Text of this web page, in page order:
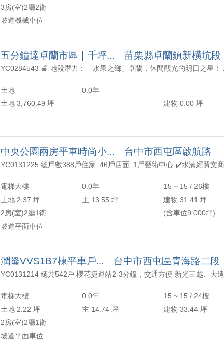
3房(室)2廳2衛
坡道機械車位
五分鐘達卓蘭市區｜千坪... 苗栗縣卓蘭鎮新橫坑段
土地
0.0年
土地 3,760.49 坪
建物 0.00 坪
中央公園兩房平車時尚小... 台中市西屯區啟航路
電梯大樓 0.0年
15 ~ 15 / 26樓
土地 2.37 坪
主 13.55 坪
建物 31.41 坪
2房(室)2廳1衛
(含車位9.000坪)
坡道平面車位
潤隆VVS1B7棟平車戶... 台中市西屯區青海路二段
電梯大樓 0.0年
15 ~ 15 / 24樓
土地 2.22 坪
主 14.74 坪
建物 33.44 坪
2房(室)2廳1衛
坡道平面車位